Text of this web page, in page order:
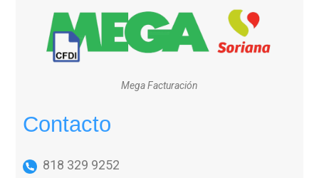
Mega Facturación
Contacto
818 329 9252